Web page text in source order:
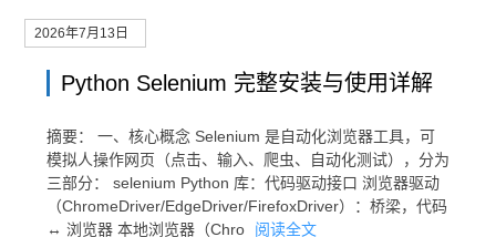
2026年7月13日
Python Selenium 完整安装与使用详解
摘要： 一、核心概念 Selenium 是自动化浏览器工具，可
模拟人操作网页（点击、输入、爬虫、自动化测试），分为
三部分： selenium Python 库：代码驱动接口 浏览器驱动
（ChromeDriver/EdgeDriver/FirefoxDriver）：桥梁，代码
↔ 浏览器 本地浏览器（Chro
阅读全文